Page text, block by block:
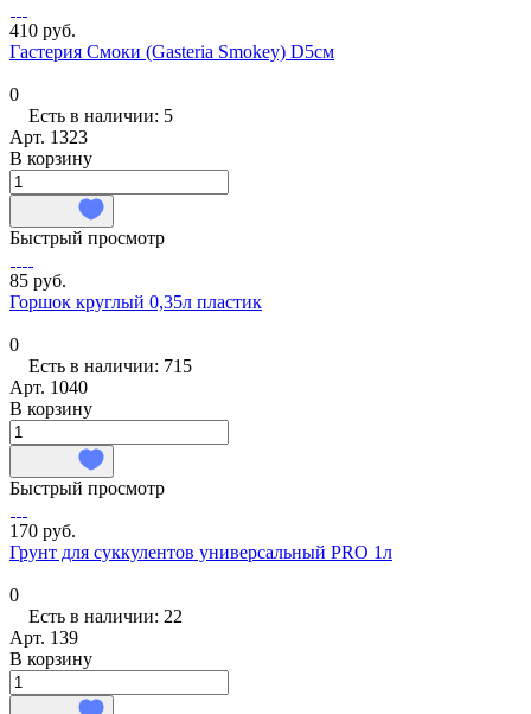
410 руб.
Гастерия Смоки (Gasteria Smokey) D5см
0
Есть в наличии: 5
Арт. 1323
В корзину
Быстрый просмотр
85 руб.
Горшок круглый 0,35л пластик
0
Есть в наличии: 715
Арт. 1040
В корзину
Быстрый просмотр
170 руб.
Грунт для суккулентов универсальный PRO 1л
0
Есть в наличии: 22
Арт. 139
В корзину